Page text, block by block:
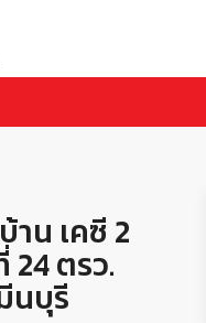
าน เคซี 2
24 ตรว.
นบุรี